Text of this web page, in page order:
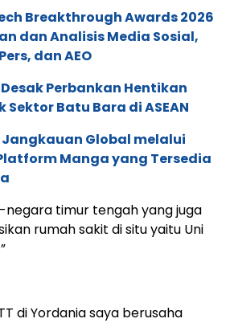
Breakthrough Awards 2026
dan Analisis Media Sosial,
dan AEO
Perbankan Hentikan
Batu Bara di ASEAN
Jangkauan Global melalui
Platform Manga yang Tersedia
timur tengah yang juga
rumah sakit di situ yaitu Uni
di Yordania saya berusaha